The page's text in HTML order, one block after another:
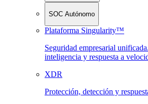
SOC Autónomo
Plataforma Singularity™
Seguridad empresarial
inteligencia y respuesta a
XDR
Protección, detección y